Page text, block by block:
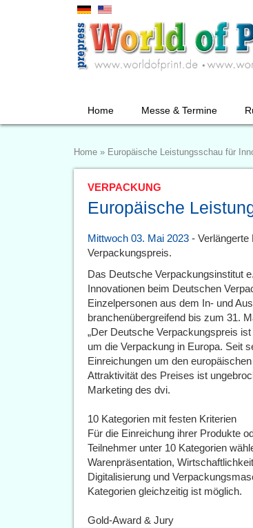
Home Messe & Termine
Home » Europäische Leistungsschau für
VERPACKUNG
Europäische
Mittwoch 03. Mai 2023 - Verlängerte
Verpackungspreis.
Das Deutsche Verpackungsinstitut
Innovationen beim Deutschen
Einzelpersonen aus dem In- und
branchenübergreifend bis zum 31.
„Der Deutsche Verpackungspreis
um die Verpackung in Europa. Seit
Einreichungen um den
Attraktivität des Preises ist
Marketing des dvi.
10 Kategorien mit festen Kriterien
Für die Einreichung ihrer Produkte
Teilnehmer unter 10 Kategorien
Warenpräsentation,
Digitalisierung und
Kategorien gleichzeitig ist möglich.
Gold-Award & Jury